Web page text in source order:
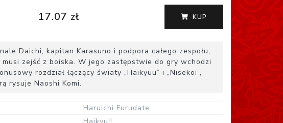
17.07 zł KUP
Daichi, kapitan Karasuno i podpora całego zespołu,
zejść z boiska. W jego zastępstwie do gry wchodzi
rozdział łączący światy „Haikyuu” i „Nisekoi”,
rysuje Naoshi Komi.
Haruichi Furudate